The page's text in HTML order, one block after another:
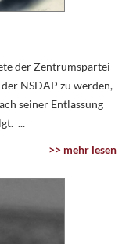
der Zentrumspartei
NSDAP zu werden,
seiner Entlassung
...
>> mehr lesen